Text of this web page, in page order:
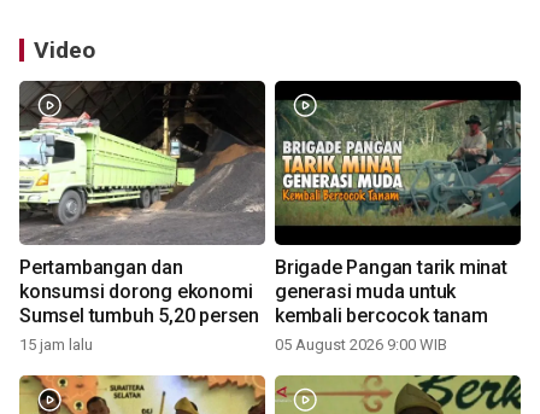
Video
Pertambangan dan
konsumsi dorong ekonomi
Sumsel tumbuh 5,20 persen
15 jam lalu
Brigade Pangan tarik minat
generasi muda untuk
kembali bercocok tanam
05 August 2026 9:00 WIB